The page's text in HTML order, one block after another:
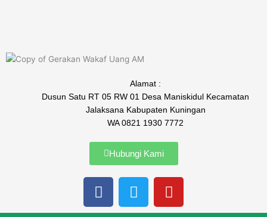
Alamat :
Dusun Satu RT 05 RW 01 Desa Maniskidul Kecamatan
Jalaksana Kabupaten Kuningan
WA 0821 1930 7772
Hubungi Kami
F
a
T
w
Y
o